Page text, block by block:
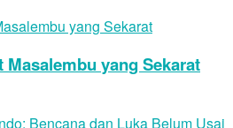
yang Sekarat